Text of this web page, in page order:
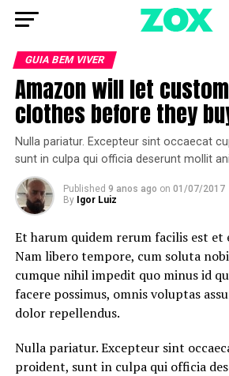
GUIA BEM VIVER
Amazon will let
clothes before they
Nulla pariatur. Excepteur sint occaecat
sunt in culpa qui officia deserunt mollit
Published 9 anos ago on 01/07/2017
By Igor Luiz
Et harum quidem rerum facilis est
Nam libero tempore, cum soluta
cumque nihil impedit quo minus id
facere possimus, omnis voluptas
dolor repellendus.
Nulla pariatur. Excepteur sint
proident, sunt in culpa qui officia